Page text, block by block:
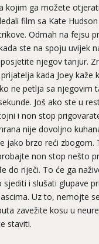
kojim ga možete
film sa Kate
Odmah na fejsu
ste na spoju uvijek
njegov tanjur.
kada Joey kaže
ne petlja sa njegovim
Još ako ste u
i non stop
nije dovoljno
jako brzo reći zbogom.
non stop nešto
do riječi. To će ga
i slušati glupave
Uz to, nemojte
zavežite kosu u
staviti.